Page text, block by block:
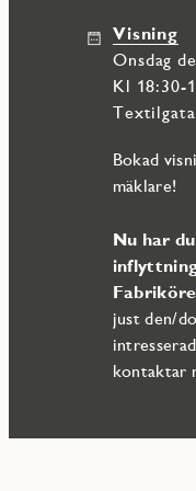
som avkopplande
restauranger, caféer
närhet till Kvibergs
med både cykel,
Varmt välkommen på
Visning
onsdag
Kl 18:30-
Bokad
mäklare!
Nu har
just den/
kontaktar